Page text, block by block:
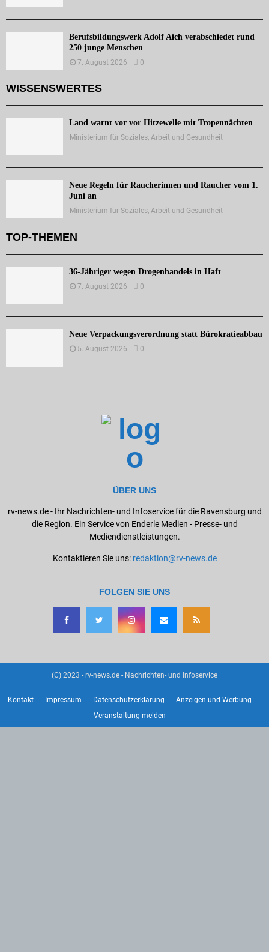
Berufsbildungswerk Adolf Aich verabschiedet rund
250 junge Menschen
7. August 2026 0
WISSENSWERTES
Land warnt vor vor Hitzewelle mit Tropennächten
Ministerium für Soziales, Arbeit und Gesundheit
Neue Regeln für Raucherinnen und Raucher vom 1.
Juni an
Ministerium für Soziales, Arbeit und Gesundheit
TOP-THEMEN
36-Jähriger wegen Drogenhandels in Haft
7. August 2026 0
Neue Verpackungsverordnung statt Bürokratieabbau
5. August 2026 0
ÜBER UNS
rv-news.de - Ihr Nachrichten- und Infoservice für die Ravensburg und
die Region. Ein Service von Enderle Medien - Presse- und
Mediendienstleistungen.
Kontaktieren Sie uns: redaktion@rv-news.de
FOLGEN SIE UNS
(C) 2023 - rv-news.de - Nachrichten- und Infoservice
Kontakt Impressum Datenschutzerklärung
Anzeigen und Werbung
Veranstaltung melden